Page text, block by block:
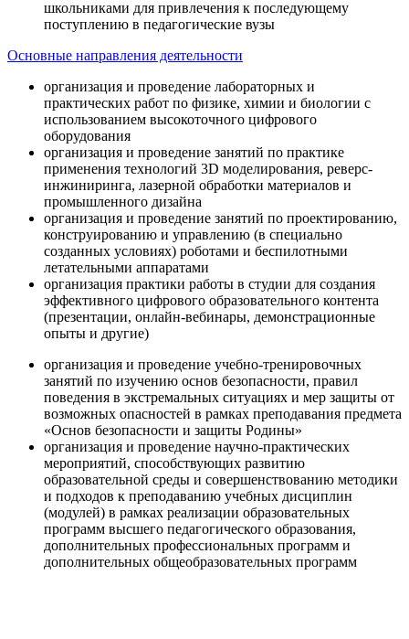
школьниками для привлечения к последующему
поступлению в педагогические вузы
Основные направления деятельности
организация и проведение лабораторных и
практических работ по физике, химии и биологии с
использованием высокоточного цифрового
оборудования
организация и проведение занятий по практике
применения технологий 3D моделирования, реверс-
инжиниринга, лазерной обработки материалов и
промышленного дизайна
организация и проведение занятий по проектированию,
конструированию и управлению (в специально
созданных условиях) роботами и беспилотными
летательными аппаратами
организация практики работы в студии для создания
эффективного цифрового образовательного контента
(презентации, онлайн-вебинары, демонстрационные
опыты и другие)
организация и проведение учебно-тренировочных
занятий по изучению основ безопасности, правил
поведения в экстремальных ситуациях и мер защиты от
возможных опасностей в рамках преподавания предмета
«Основ безопасности и защиты Родины»
организация и проведение научно-практических
мероприятий, способствующих развитию
образовательной среды и совершенствованию методики
и подходов к преподаванию учебных дисциплин
(модулей) в рамках реализации образовательных
программ высшего педагогического образования,
дополнительных профессиональных программ и
дополнительных общеобразовательных программ